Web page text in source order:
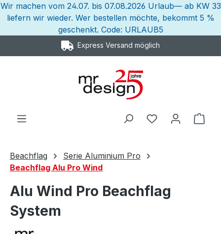
Zum Hauptinhalt springen
Wir machen vom 24.07. bis 07.08.2026 Urlaub— ab KW 33
liefern wir wieder. Wer bestellen möchte, bekommt 5 %
geschenkt. Code: URLAUB5
Express Versand möglich
Beachflag
Serie Aluminium Pro
Beachflag Alu Pro Wind
Alu Wind Pro Beachflag
System